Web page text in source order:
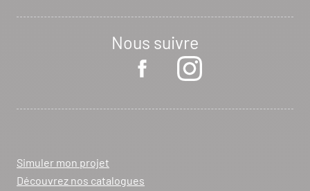
Nous suivre
Simuler mon projet
Découvrez nos catalogues